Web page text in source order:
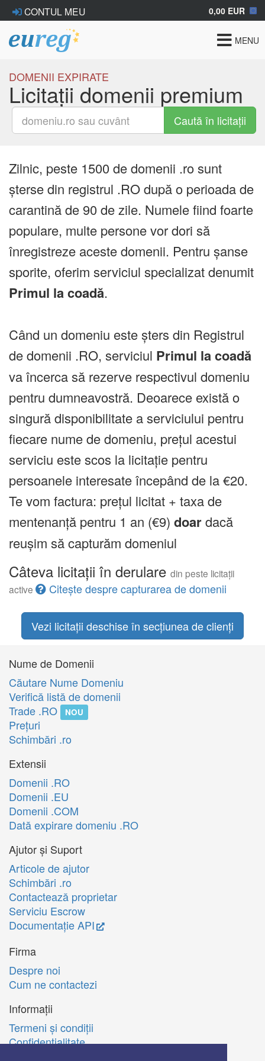
CONTUL MEU 0,00 EUR
Toggle
MENU
DOMENII EXPIRATE
Licitații domenii premium
Caută în licitații
Zilnic, peste 1500 de domenii .ro sunt
șterse din registrul .RO după o perioada de
carantină de 90 de zile. Numele fiind foarte
populare, multe persone vor dori să
înregistreze aceste domenii. Pentru șanse
sporite, oferim serviciul specializat denumit
Primul la coadă.
Când un domeniu este șters din Registrul
de domenii .RO, serviciul Primul la coadă
va încerca să rezerve respectivul domeniu
pentru dumneavostră. Deoarece există o
singură disponibilitate a serviciului pentru
fiecare nume de domeniu, prețul acestui
serviciu este scos la licitație pentru
persoanele interesate începând de la €20.
Te vom factura: prețul licitat + taxa de
mentenanță pentru 1 an (€9) doardacă
reușim să capturăm domeniul
Câteva licitații în derulare din peste licitații
active
Citește despre capturarea de domenii
Vezi licitații deschise în secțiunea de clienți
Nume de Domenii
Căutare Nume Domeniu
Verifică listă de domenii
Trade .RO
NOU
Preţuri
Schimbări .ro
Extensii
Domenii .RO
Domenii .EU
Domenii .COM
Dată expirare domeniu .RO
Ajutor și Suport
Articole de ajutor
Schimbări .ro
Contactează proprietar
Serviciu Escrow
Documentație API
Firma
Despre noi
Cum ne contactezi
Informații
Termeni şi condiţii
Confidenţialitate